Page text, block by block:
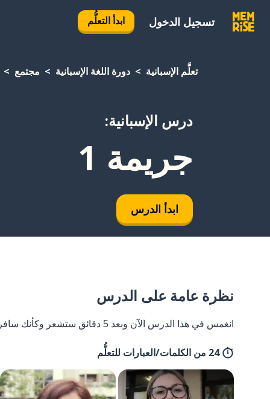
تسجيل الدخول ابدأ التعلُّم
تعلَّم الإسبانية دورة اللغة الإسبانية مجتمع
درس الإسبانية:
جريمة 1
ابدأ الدرس
نظرة عامة على الدرس
انغمس في هذا الدرس الآن وبعد 5 دقائق ستشعر وكأنك سافرت إلى إسبانيا وعدت مرة أخرى.
24 من الكلمات/العبارات للتعلُّم